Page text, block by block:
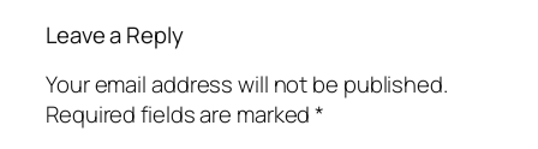
Leave a Reply
Your email address will not be published.
Required fields are marked*